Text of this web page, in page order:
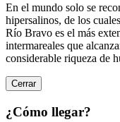
En el mundo solo se
hipersalinos, de los
Río Bravo es el más
intermareales que
considerable riqueza de
Cerrar
¿Cómo llegar?